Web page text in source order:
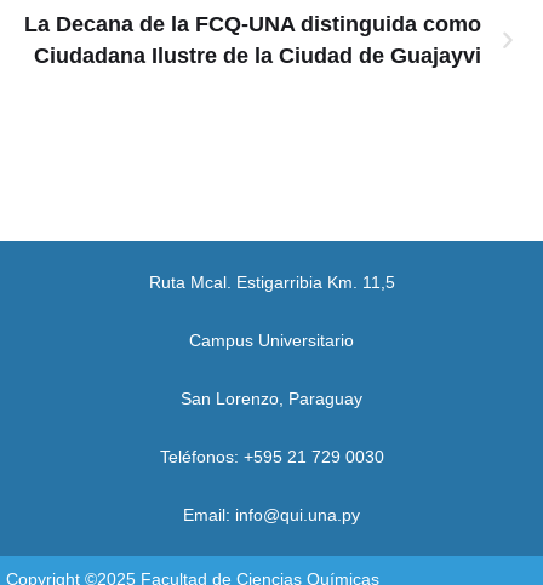
La Decana de la FCQ-UNA distinguida como
Ciudadana Ilustre de la Ciudad de Guajayvi
Ruta Mcal. Estigarribia Km. 11,5
Campus Universitario
San Lorenzo, Paraguay
Teléfonos: +595 21 729 0030
Email: info@qui.una.py
Copyright ©2025 Facultad de Ciencias Químicas